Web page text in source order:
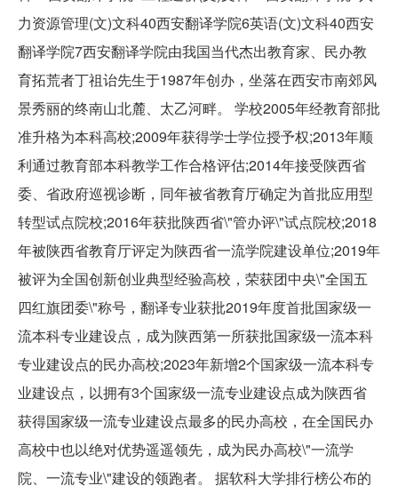
力资源管理(文)文科40西安翻译学院6英语(文)文科40西安
翻译学院7西安翻译学院由我国当代杰出教育家、民办教
育拓荒者丁祖诒先生于1987年创办，坐落在西安市南郊风
景秀丽的终南山北麓、太乙河畔。 学校2005年经教育部批
准升格为本科高校;2009年获得学士学位授予权;2013年顺
利通过教育部本科教学工作合格评估;2014年接受陕西省
委、省政府巡视诊断，同年被省教育厅确定为首批应用型
转型试点院校;2016年获批陕西省\"管办评\"试点院校;2018
年被陕西省教育厅评定为陕西省一流学院建设单位;2019年
被评为全国创新创业典型经验高校，荣获团中央\"全国五
四红旗团委\"称号，翻译专业获批2019年度首批国家级一
流本科专业建设点，成为陕西第一所获批国家级一流本科
专业建设点的民办高校;2023年新增2个国家级一流本科专
业建设点，以拥有3个国家级一流专业建设点成为陕西省
获得国家级一流专业建设点最多的民办高校，在全国民办
高校中也以绝对优势遥遥领先，成为民办高校\"一流学
院、一流专业\"建设的领跑者。 据软科大学排行榜公布的